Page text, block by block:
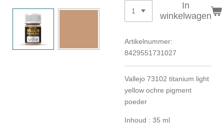
In
winkelwagen
Artikelnummer:
8429551731027
Vallejo 73102 titanium light
yellow ochre pigment
poeder
Inhoud : 35 ml